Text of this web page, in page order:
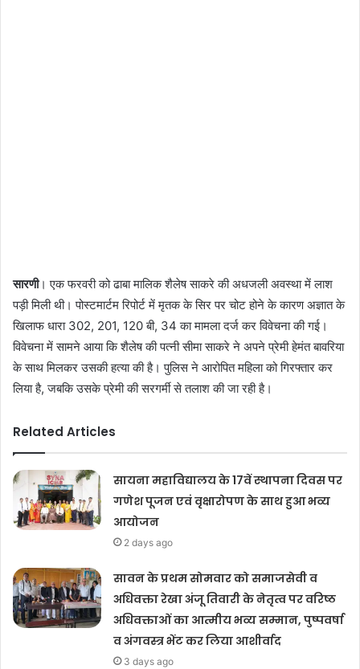
सारणी। एक फरवरी को ढाबा मालिक शैलेष साकरे की अधजली अवस्था में लाश
पड़ी मिली थी। पोस्टमार्टम रिपोर्ट में मृतक के सिर पर चोट होने के कारण अज्ञात के
खिलाफ धारा 302, 201, 120 बी, 34 का मामला दर्ज कर विवेचना की गई।
विवेचना में सामने आया कि शैलेष की पत्नी सीमा साकरे ने अपने प्रेमी हेमंत बावरिया
के साथ मिलकर उसकी हत्या की है। पुलिस ने आरोपित महिला को गिरफ्तार कर
लिया है, जबकि उसके प्रेमी की सरगर्मी से तलाश की जा रही है।
Related Articles
सायना महाविद्यालय के 17वें स्थापना दिवस पर
गणेश पूजन एवं वृक्षारोपण के साथ हुआ भव्य
आयोजन
2 days ago
सावन के प्रथम सोमवार को समाजसेवी व
अधिवक्ता रेखा अंजू तिवारी के नेतृत्व पर वरिष्ठ
अधिवक्ताओं का आत्मीय भव्य सम्मान, पुष्पवर्षा
व अंगवस्त्र भेंट कर लिया आशीर्वाद
3 days ago